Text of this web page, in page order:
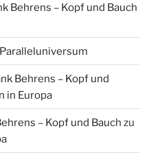
Behrens – Kopf und Bauch
Behrens – Kopf und
in Europa
– Kopf und Bauch zu